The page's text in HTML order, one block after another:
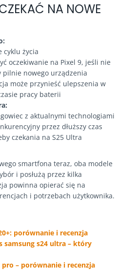
NA NOWE
cyklu życia
oczekiwanie na Pixel 9, jeśli nie
pilnie nowego urządzenia
może przynieść ulepszenia w
pracy baterii
z aktualnymi technologiami
przez dłuższy czas
czekania na S25 Ultra
smartfona teraz, oba modele
i posłużą przez kilka
powinna opierać się na
i potrzebach użytkownika.
porównanie i recenzja
samsung s24 ultra – który
– porównanie i recenzja